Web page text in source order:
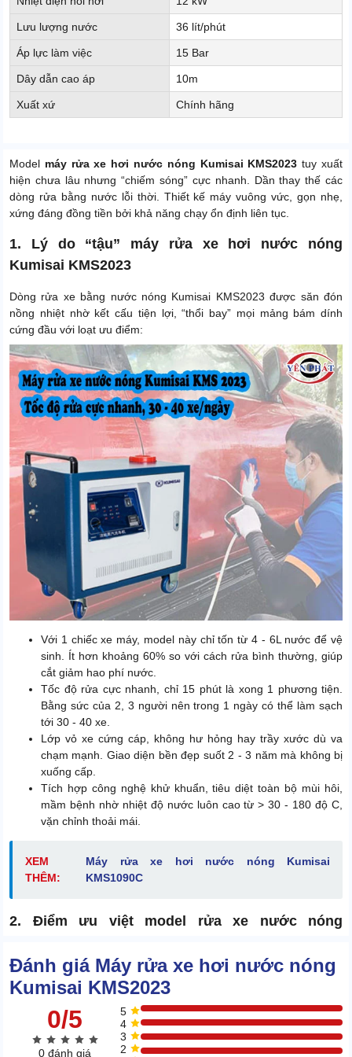
Lưu lượng nước 36 lít/phút
Áp lực làm việc 15 Bar
Dây dẫn cao áp 10m
Xuất xứ Chính hãng
Model máy rửa xe hơi nước nóng Kumisai KMS2023tuy xuất
hiện chưa lâu nhưng “chiếm sóng” cực nhanh. Dần thay thế các
dòng rửa bằng nước lỗi thời. Thiết kế máy vuông vức, gọn nhẹ,
xứng đáng đồng tiền bởi khả năng chạy ổn định liên tục.
1. Lý do “tậu” máy rửa xe hơi nước nóng
Kumisai KMS2023
Dòng rửa xe bằng nước nóng Kumisai KMS2023 được săn đón
nồng nhiệt nhờ kết cấu tiện lợi, “thổi bay” mọi mảng bám dính
cứng đầu với loạt ưu điểm:
Với 1 chiếc xe máy, model này chỉ tốn từ 4 - 6L nước để vệ
sinh. Ít hơn khoảng 60% so với cách rửa bình thường, giúp
cắt giảm hao phí nước.
Tốc độ rửa cực nhanh, chỉ 15 phút là xong 1 phương tiện.
Bằng sức của 2, 3 người nên trong 1 ngày có thể làm sạch
tới 30 - 40 xe.
Lớp vỏ xe cứng cáp, không hư hỏng hay trầy xước dù va
chạm mạnh. Giao diện bền đẹp suốt 2 - 3 năm mà không bị
xuống cấp.
Tích hợp công nghệ khử khuẩn, tiêu diệt toàn bộ mùi hôi,
mầm bệnh nhờ nhiệt độ nước luôn cao từ > 30 - 180 độ C,
vặn chỉnh thoải mái.
XEM
THÊM:
Máy rửa xe hơi nước nóng Kumisai
KMS1090C
2. Điểm ưu việt model rửa xe nước nóng
2.1. Thiết kế ấn tượng
Đánh giá Máy rửa xe hơi nước nóng
Kumisai KMS2023
0/5
0 đánh giá
5
4
3
2